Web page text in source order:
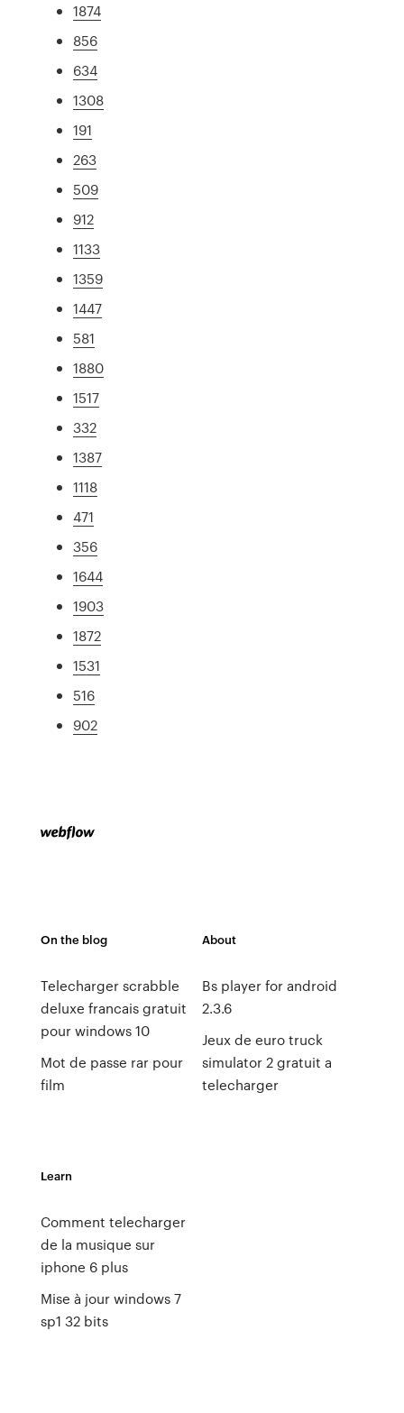
1874
856
634
1308
191
263
509
912
1133
1359
1447
581
1880
1517
332
1387
1118
471
356
1644
1903
1872
1531
516
902
On the blog
Telecharger scrabble
deluxe francais gratuit
pour windows 10
Mot de passe rar pour
film
About
Bs player for android
2.3.6
Jeux de euro truck
simulator 2 gratuit a
telecharger
Learn
Comment telecharger
de la musique sur
iphone 6 plus
Mise à jour windows 7
sp1 32 bits